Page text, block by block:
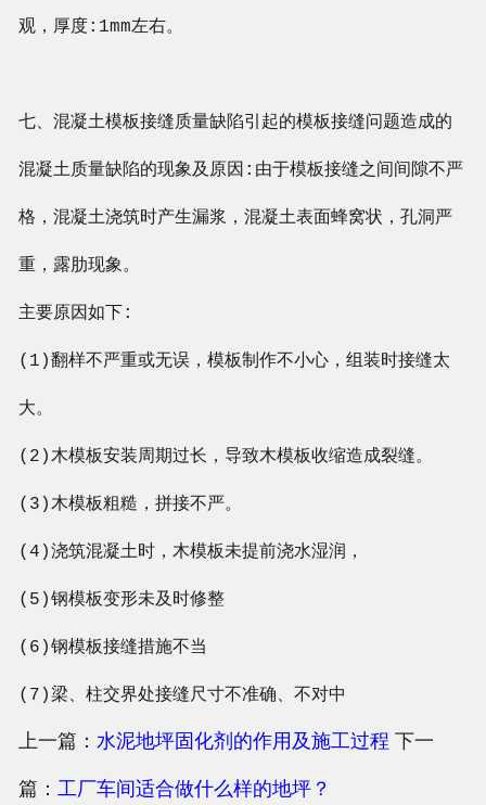
观，厚度:1mm左右。
七、混凝土模板接缝质量缺陷引起的模板接缝问题造成的
混凝土质量缺陷的现象及原因:由于模板接缝之间间隙不严
格，混凝土浇筑时产生漏浆，混凝土表面蜂窝状，孔洞严
重，露肋现象。
主要原因如下:
(1)翻样不严重或无误，模板制作不小心，组装时接缝太
大。
(2)木模板安装周期过长，导致木模板收缩造成裂缝。
(3)木模板粗糙，拼接不严。
(4)浇筑混凝土时，木模板未提前浇水湿润，
(5)钢模板变形未及时修整
(6)钢模板接缝措施不当
(7)梁、柱交界处接缝尺寸不准确、不对中
上一篇： 水泥地坪固化剂的作用及施工过程 下一
篇： 工厂车间适合做什么样的地坪？